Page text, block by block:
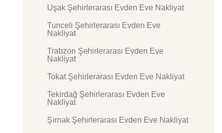
Uşak Şehirlerarası Evden Eve Nakliyat
Tunceli Şehirlerarası Evden Eve
Nakliyat
Trabzon Şehirlerarası Evden Eve
Nakliyat
Tokat Şehirlerarası Evden Eve Nakliyat
Tekirdağ Şehirlerarası Evden Eve
Nakliyat
Şırnak Şehirlerarası Evden Eve Nakliyat